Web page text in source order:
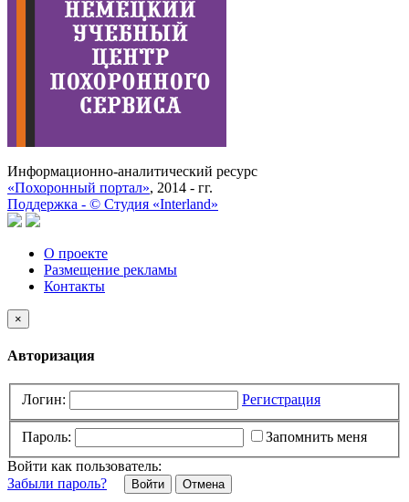
Информационно-аналитический ресурс
«Похоронный портал», 2014 - гг.
Поддержка - © Cтудия «Interland»
О проекте
Размещение рекламы
Контакты
×
Авторизация
Логин: Регистрация
Пароль:
Запомнить меня
Войти как пользователь:
Забыли пароль?
Отмена